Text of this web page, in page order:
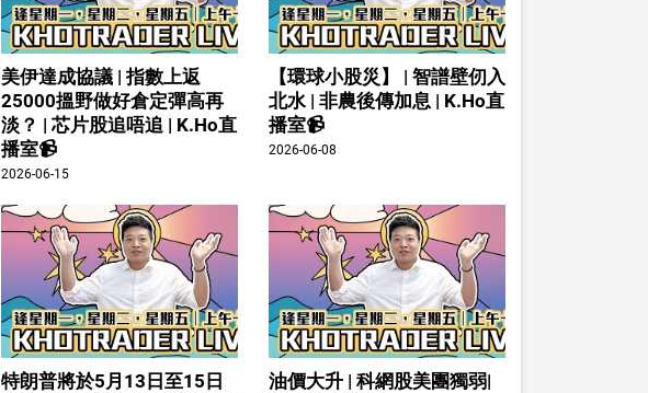
美伊達成協議 | 指數上返
25000搵野做好倉定彈高再
淡？ | 芯片股追唔追 | K.Ho直
播室📹
2026-06-15
【環球小股災】 | 智譜壁仞入
北水 | 非農後傳加息 | K.Ho直
播室📹
2026-06-08
特朗普將於5月13日至15日
油價大升 | 科網股美團獨弱|